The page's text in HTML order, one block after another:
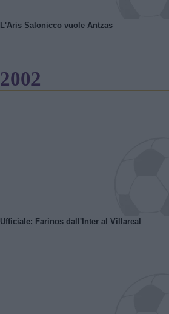
L'Aris Salonicco vuole Antzas
2002
Ufficiale: Farinos dall'Inter al Villareal